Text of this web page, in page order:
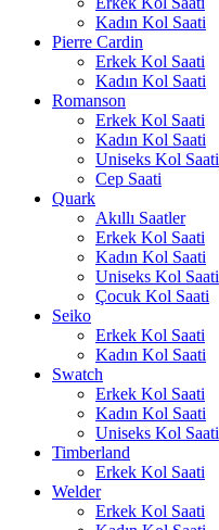
Kadın Kol Saati
Pierre Cardin
Erkek Kol Saati
Kadın Kol Saati
Romanson
Erkek Kol Saati
Kadın Kol Saati
Uniseks Kol Saati
Cep Saati
Quark
Akıllı Saatler
Erkek Kol Saati
Kadın Kol Saati
Uniseks Kol Saati
Çocuk Kol Saati
Seiko
Erkek Kol Saati
Kadın Kol Saati
Swatch
Erkek Kol Saati
Kadın Kol Saati
Uniseks Kol Saati
Timberland
Erkek Kol Saati
Welder
Erkek Kol Saati